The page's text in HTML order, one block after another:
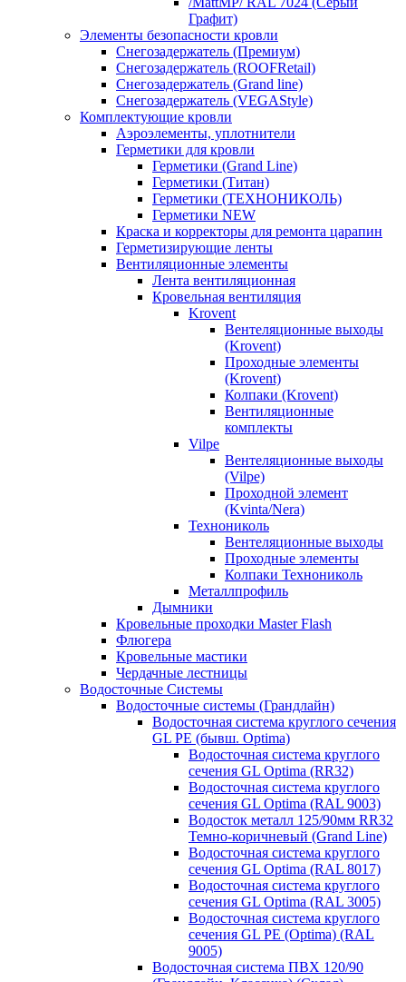
Графит)
Элементы безопасности кровли
Снегозадержатель (Премиум)
Снегозадержатель (ROOFRetail)
Снегозадержатель (Grand line)
Снегозадержатель (VEGAStyle)
Комплектующие кровли
Аэроэлементы, уплотнители
Герметики для кровли
Герметики (Grand Line)
Герметики (Титан)
Герметики (ТЕХНОНИКОЛЬ)
Герметики NEW
Краска и корректоры для ремонта царапин
Герметизирующие ленты
Вентиляционные элементы
Лента вентиляционная
Кровельная вентиляция
Krovent
Вентеляционные выходы
(Krovent)
Проходные элементы
(Krovent)
Колпаки (Krovent)
Вентиляционные
комплекты
Vilpe
Вентеляционные выходы
(Vilpe)
Проходной элемент
(Kvinta/Nera)
Технониколь
Вентеляционные выходы
Проходные элементы
Колпаки Технониколь
Металлпрофиль
Дымники
Кровельные проходки Master Flash
Флюгера
Кровельные мастики
Чердачные лестницы
Водосточные Системы
Водосточные системы (Грандлайн)
Водосточная система круглого сечения
GL PE (бывш. Optima)
Водосточная система круглого
сечения GL Optima (RR32)
Водосточная система круглого
сечения GL Optima (RAL 9003)
Водосток металл 125/90мм RR32
Темно-коричневый (Grand Line)
Водосточная система круглого
сечения GL Optima (RAL 8017)
Водосточная система круглого
сечения GL Optima (RAL 3005)
Водосточная система круглого
сечения GL PE (Optima) (RAL
9005)
Водосточная система ПВХ 120/90